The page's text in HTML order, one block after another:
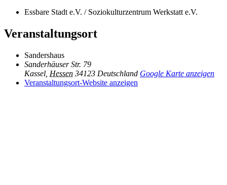
Essbare Stadt e.V. / Soziokulturzentrum Werkstatt e.V.
Veranstaltungsort
Sandershaus
Sanderhäuser Str. 79
Kassel Hessen 34123 Deutschland Google Karte anzeigen
Veranstaltungsort-Website anzeigen